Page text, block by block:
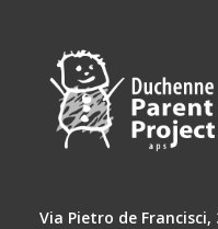
Via Pietro de Francisci,